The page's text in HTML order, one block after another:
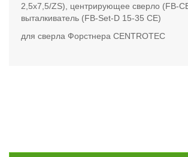
2,5x7,5/ZS), центрирующее сверло (FB-
выталкиватель (FB-Set-D 15-35 CE)
для сверла Форстнера CENTROTEC